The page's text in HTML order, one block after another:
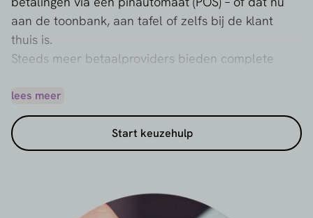
aan de toonbank, aan tafel of zelfs bij de klant
thuis is.
Steeds meer betaalproviders bieden complete
inclusief:
Mobiele of vaste pinautomaten (POS-terminals)
Koppelingen met kassasystemen zoals Lightspeed
of unTill
zoals Maestro, MasterCard, Apple Pay en Klarna
Duidelijke transactiekosten en snelle uitbetalingen
lees meer
Start keuzehulp